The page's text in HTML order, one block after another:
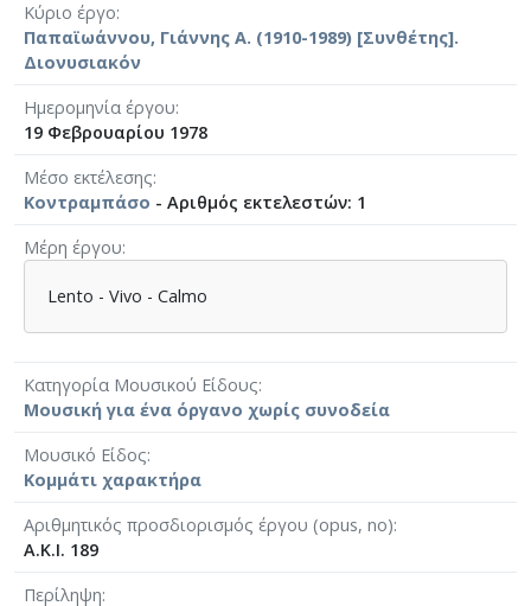
Κύριο έργο
Παπαϊωάννου, Γιάννης Α. (1910-1989) [Συνθέτης].
Διονυσιακόν
Ημερομηνία έργου
19 Φεβρουαρίου 1978
Μέσο εκτέλεσης
Κοντραμπάσο - Αριθμός εκτελεστών: 1
Μέρη έργου
Lento - Vivo - Calmo
Κατηγορία Μουσικού Είδους
Μουσική για ένα όργανο χωρίς συνοδεία
Μουσικό Είδος
Κομμάτι χαρακτήρα
Αριθμητικός προσδιορισμός έργου (opus, no)
Α.Κ.Ι. 189
Περίληψη